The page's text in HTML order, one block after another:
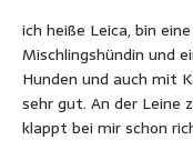
ich heiße Leica, bin
Mischlingshündin und
Hunden und auch mit
sehr gut. An der Leine
klappt bei mir schon